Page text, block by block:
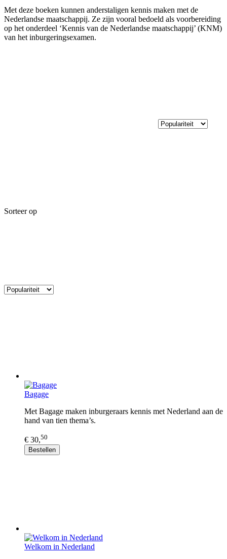
Met deze boeken kunnen anderstaligen kennis maken met de
Nederlandse maatschappij. Ze zijn vooral bedoeld als voorbereiding
op het onderdeel ‘Kennis van de Nederlandse maatschappij’ (KNM)
van het inburgeringsexamen.
Sorteer op
Bagage
Met Bagage maken inburgeraars kennis met Nederland aan de
hand van tien thema’s.
€ 30,50
Bestellen
Welkom in Nederland